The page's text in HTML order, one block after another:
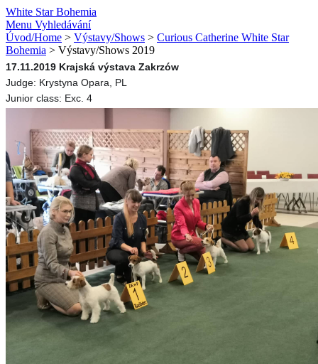
White Star Bohemia
Menu Vyhledávání
Úvod/Home > Výstavy/Shows > Curious Catherine White Star
Bohemia > Výstavy/Shows 2019
17.11.2019 Krajská výstava Zakrzów
Judge: Krystyna Opara, PL
Junior class: Exc. 4